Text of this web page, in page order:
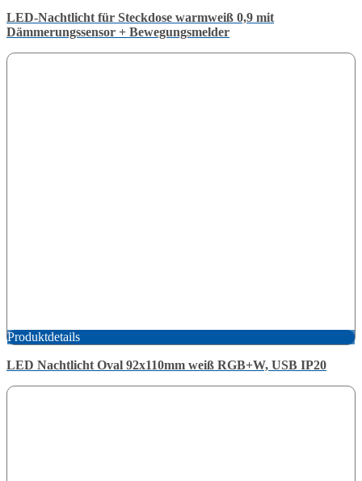
LED-Nachtlicht für Steckdose warmweiß 0,9 mit
Dämmerungssensor + Bewegungsmelder
Produktdetails
LED Nachtlicht Oval 92x110mm weiß RGB+W, USB IP20